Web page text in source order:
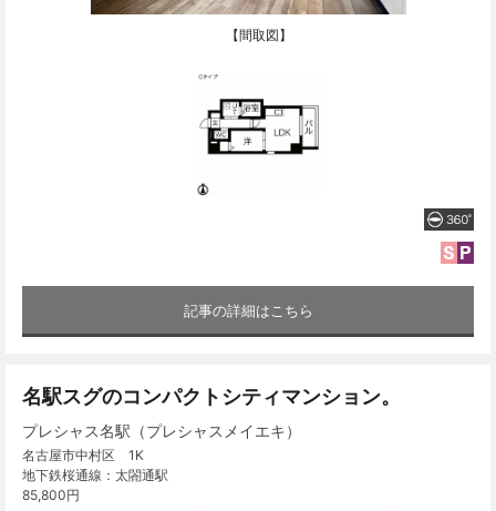
【間取図】
記事の詳細はこちら
名駅スグのコンパクトシティマンション。
プレシャス名駅（プレシャスメイエキ）
名古屋市中村区 1K
地下鉄桜通線：太閤通駅
85,800円